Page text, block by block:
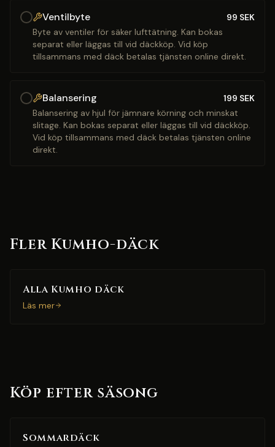
Ventilbyte 99 SEK
Byte av ventiler för säker lufttätning. Kan bokas
separat eller läggas till vid däckköp. Vid köp
tillsammans med däck betalas tjänsten online direkt.
Balansering 199 SEK
Balansering av hjul för jämnare körning och minskat
slitage. Kan bokas separat eller läggas till vid däckköp.
Vid köp tillsammans med däck betalas tjänsten online
direkt.
Fler Kumho-däck
Alla Kumho däck
Läs mer
Köp efter säsong
Sommardäck